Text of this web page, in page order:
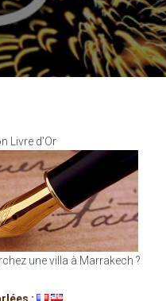
Livre d'Or
une villa à Marrakech ?